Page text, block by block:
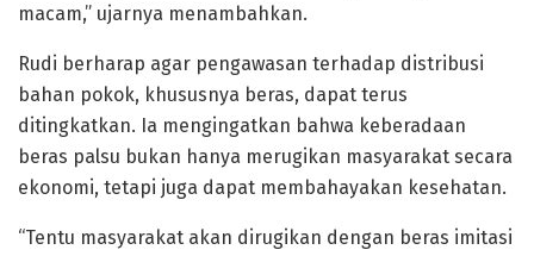
macam,” ujarnya menambahkan.
Rudi berharap agar pengawasan terhadap distribusi
bahan pokok, khususnya beras, dapat terus
ditingkatkan. Ia mengingatkan bahwa keberadaan
beras palsu bukan hanya merugikan masyarakat secara
ekonomi, tetapi juga dapat membahayakan kesehatan.
“Tentu masyarakat akan dirugikan dengan beras imitasi